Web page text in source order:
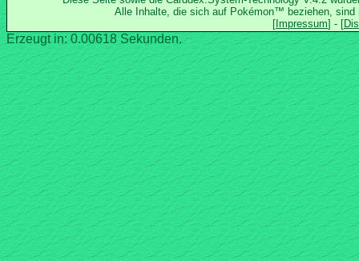
Alle Inhalte, die sich auf Pokémon™ beziehen, sind
Erzeugt in: 0.00618 Sekunden.